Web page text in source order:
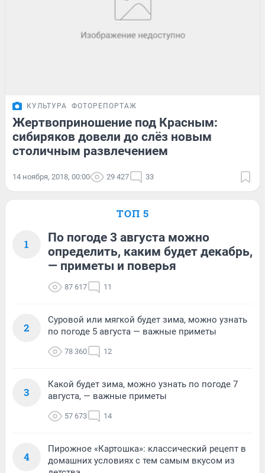
КУЛЬТУРА ФОТОРЕПОРТАЖ
Жертвоприношение под Красным:
сибиряков довели до слёз новым
столичным развлечением
14 ноября, 2018, 00:00 29 427 33
ТОП 5
1
По погоде 3 августа можно
определить, каким будет декабрь,
— приметы и поверья
87 617 11
2
Суровой или мягкой будет зима, можно узнать
по погоде 5 августа — важные приметы
78 360 12
3
Какой будет зима, можно узнать по погоде 7
августа, — важные приметы
57 673 14
4
Пирожное «Картошка»: классический рецепт в
домашних условиях с тем самым вкусом из